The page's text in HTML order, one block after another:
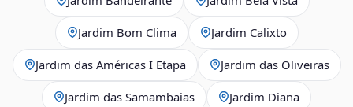
Jardim Bom Clima Jardim Calixto
Jardim das Américas I Etapa Jardim das Oliveiras
Jardim das Samambaias Jardim Diana